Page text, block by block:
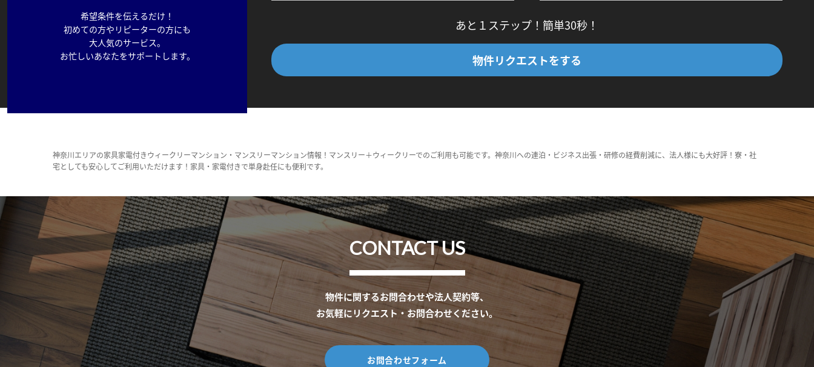
希望条件を伝えるだけ！
初めての方やリピーターの方にも
大人気のサービス。
お忙しいあなたをサポートします。
あと１ステップ！簡単30秒！
物件リクエストをする
神奈川エリアの家具家電付きウィークリーマンション・マンスリーマンション情報！マンスリー＋ウィークリーでのご利用も可能です。神奈川への連泊・ビジネス出張・研修の経費削減に、法人様にも大好評！寮・社
宅としても安心してご利用いただけます！家具・家電付きで単身赴任にも便利です。
CONTACT US
物件に関するお問合わせや法人契約等、
お気軽にリクエスト・お問合わせください。
お問合わせフォーム